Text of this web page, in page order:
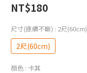
NT$180
尺寸(連續不斷) : 2尺(60cm)
2尺(60cm)
顏色 : 卡其